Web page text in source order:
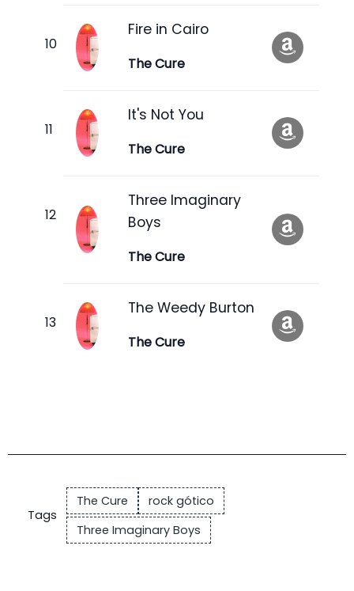
Fire in Cairo
The Cure
It's Not You
The Cure
Three Imaginary
Boys
The Cure
The Weedy Burton
The Cure
Tags
The Cure
rock gótico
Three Imaginary Boys